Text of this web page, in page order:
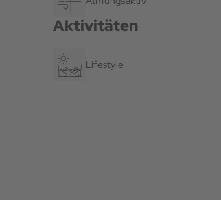
Aktivitäten
Lifestyle